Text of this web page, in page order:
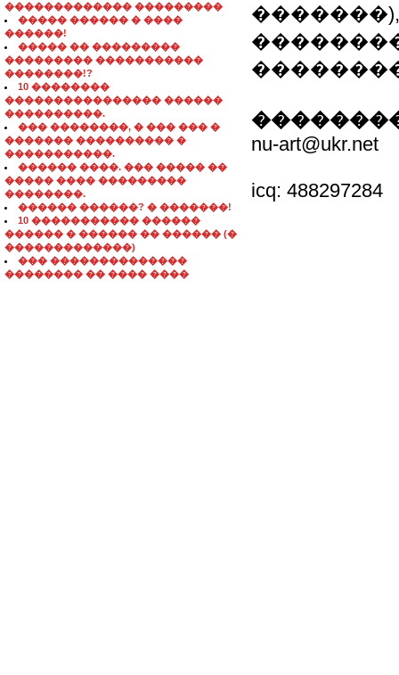
������������� ���������
����� ������ � ����
������!
����� �� ���������
��������� �����������
��������!?
10 ��������
���������������� ������
����������.
��� ��������, � ��� ��� �
������� ���������� �
�����������.
������ ����. ��� ����� ��
����� ���� ���������
��������.
������ ������? � �������!
10 ����������� ������
������ � ������ �� ������ (�
�������������)
��� ��������������
�������� �� ���� ����
nu-art@ukr.net
icq: 488297284